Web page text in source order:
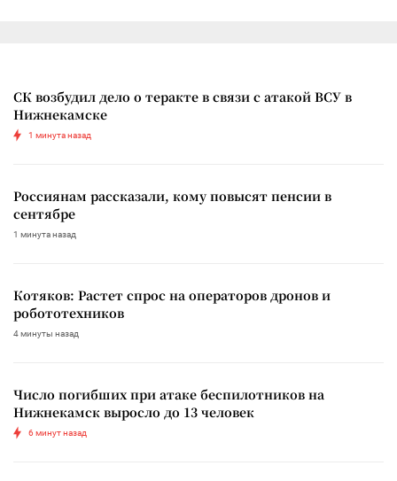
СК возбудил дело о теракте в связи с атакой ВСУ в
Нижнекамске
1 минута назад
Россиянам рассказали, кому повысят пенсии в
сентябре
1 минута назад
Котяков: Растет спрос на операторов дронов и
робототехников
4 минуты назад
Число погибших при атаке беспилотников на
Нижнекамск выросло до 13 человек
6 минут назад